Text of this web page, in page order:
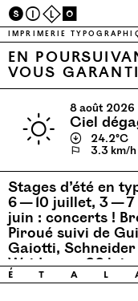
SIL O
IMPRIMERIE
EN
VOUS
8 août 2026
ciel
↓ 24.2℃
⚐
3.3 km/h
Stages d’été en
6 — 10 juillet, 3 —
juin : concerts !
Piroué suivi de
Gaiotti,
Weidmann 26 juin
concert avec
é t a l